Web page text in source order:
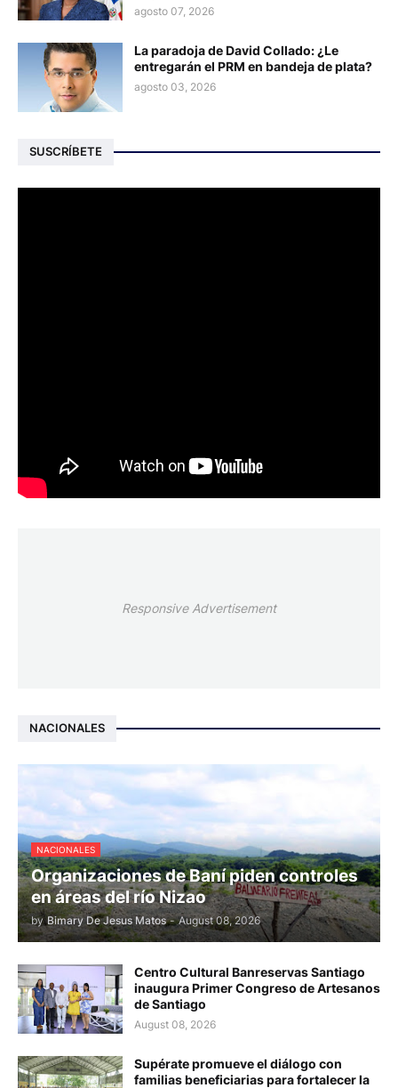
agosto 07, 2026
La paradoja de David Collado: ¿Le
entregarán el PRM en bandeja de plata?
agosto 03, 2026
SUSCRÍBETE
Responsive Advertisement
NACIONALES
NACIONALES
Organizaciones de Baní piden controles
en áreas del río Nizao
by Bimary De Jesus Matos - August 08, 2026
Centro Cultural Banreservas Santiago
inaugura Primer Congreso de Artesanos
de Santiago
August 08, 2026
Supérate promueve el diálogo con
familias beneficiarias para fortalecer la